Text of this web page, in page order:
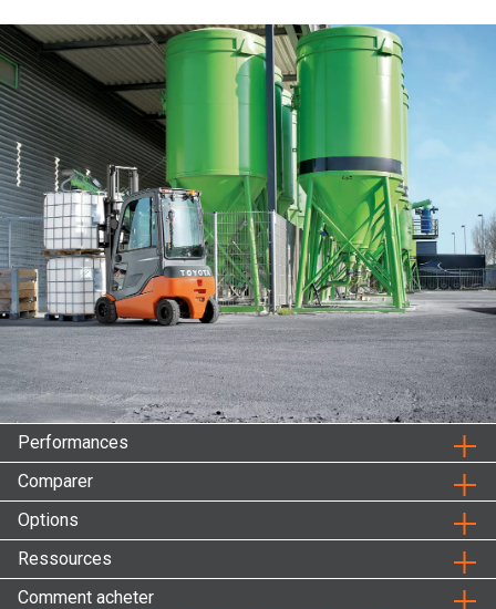
Performances
Comparer
Options
Ressources
Comment acheter